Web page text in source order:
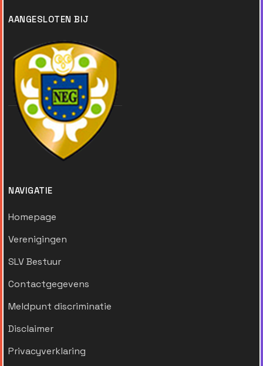
AANGESLOTEN BIJ
NAVIGATIE
Homepage
Verenigingen
SLV Bestuur
Contactgegevens
Meldpunt discriminatie
Disclaimer
Privacyverklaring